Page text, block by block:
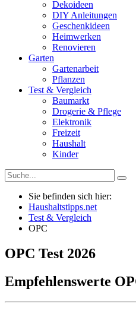
Dekoideen
DIY Anleitungen
Geschenkideen
Heimwerken
Renovieren
Garten
Gartenarbeit
Pflanzen
Test & Vergleich
Baumarkt
Drogerie & Pflege
Elektronik
Freizeit
Haushalt
Kinder
Sie befinden sich hier:
Haushaltstipps.net
Test & Vergleich
OPC
OPC Test 2026
Empfehlenswerte